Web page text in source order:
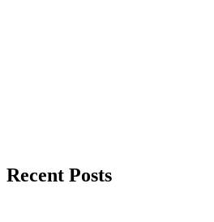
Recent Posts